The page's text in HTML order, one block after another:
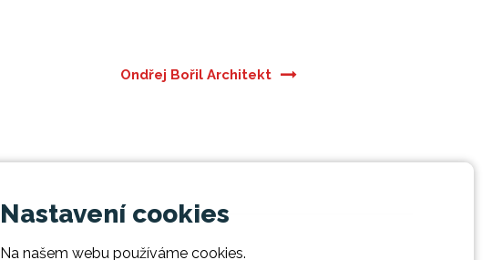
Nastavení cookies
Na našem webu používáme cookies.
Ondřej Bořil Architekt